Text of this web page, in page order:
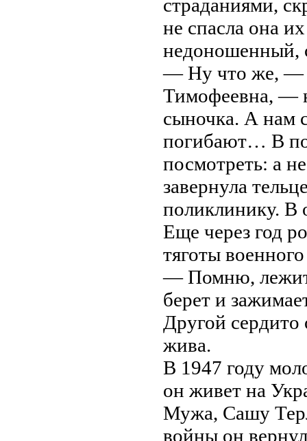
страданиями,
не спасла она
недоношенный,
— Ну что же, —
Тимофеевна, —
сыночка. А нам
погибают… В
посмотреть: а
завернула
поликлинику.
Еще через год
тяготы
— Помню, лежит
берет и
Другой сердито
жива.
В 1947 году
он живет на
Мужа, Сашу
войны он